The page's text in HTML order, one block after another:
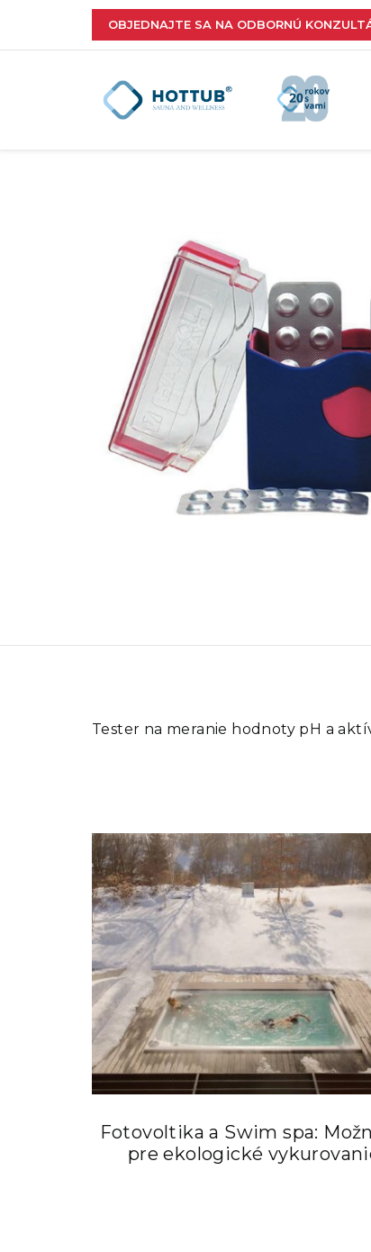
OBJEDNAJTE SA NA ODBORNÚ
Tester na meranie hodnoty pH a
Fotovoltika a Swim spa:
pre ekologické